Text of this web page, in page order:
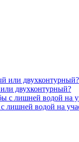
двухконтурный?
лишней водой на